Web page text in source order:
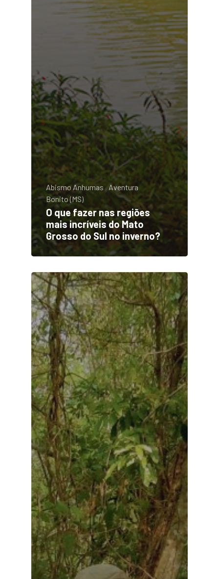
Abismo Anhumas
Aventura
Bonito (MS)
O que fazer nas regiões
mais incríveis do Mato
Grosso do Sul no inverno?